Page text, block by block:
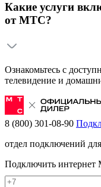
Какие услуги
от МТС?
Ознакомьтесь с
телевидение и
8 (800) 301-08-90
отдел подключений
Подключить